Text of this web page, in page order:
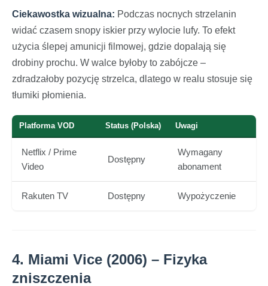
Ciekawostka wizualna: Podczas nocnych strzelanin
widać czasem snopy iskier przy wylocie lufy. To efekt
użycia ślepej amunicji filmowej, gdzie dopalają się
drobiny prochu. W walce byłoby to zabójcze –
zdradzałoby pozycję strzelca, dlatego w realu stosuje się
tłumiki płomienia.
Platforma VOD Status (Polska) Uwagi
Netflix / Prime
Video
Dostępny
Wymagany
abonament
Rakuten TV Dostępny Wypożyczenie
4. Miami Vice (2006) – Fizyka
zniszczenia